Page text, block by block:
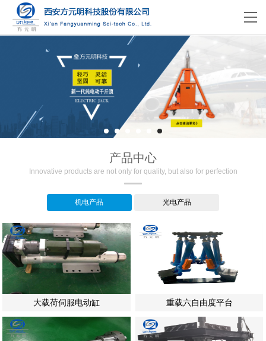
产品中心
Innovative products are not only for quality, but also for perfection
机电产品 光电产品
大载荷伺服电动缸 重载六自由度平台